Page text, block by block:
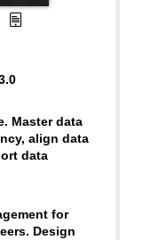
Master data
align data
data
for
Design